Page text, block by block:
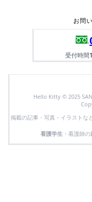
お問
受付時間
Hello Kitty © 2025
掲載の記事・写真・イラストな
看護学生・看護師の